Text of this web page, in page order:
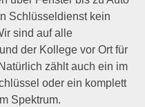
Schlüsseldienst kein
sind auf alle
der Kollege vor Ort für
zählt auch ein im
oder ein komplett
Spektrum.